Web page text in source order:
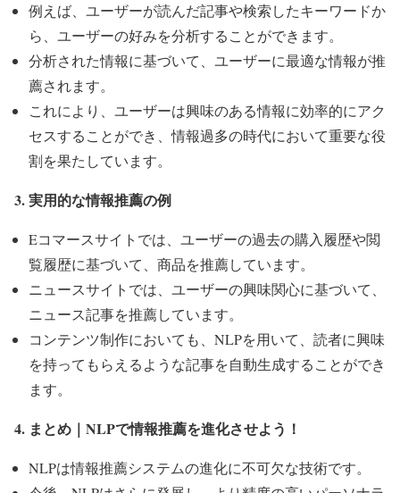
例えば、ユーザーが読んだ記事や検索したキーワードか
ら、ユーザーの好みを分析することができます。
分析された情報に基づいて、ユーザーに最適な情報が推
薦されます。
これにより、ユーザーは興味のある情報に効率的にアク
セスすることができ、情報過多の時代において重要な役
割を果たしています。
3. 実用的な情報推薦の例
Eコマースサイトでは、ユーザーの過去の購入履歴や閲
覧履歴に基づいて、商品を推薦しています。
ニュースサイトでは、ユーザーの興味関心に基づいて、
ニュース記事を推薦しています。
コンテンツ制作においても、NLPを用いて、読者に興味
を持ってもらえるような記事を自動生成することができ
ます。
4. まとめ｜NLPで情報推薦を進化させよう！
NLPは情報推薦システムの進化に不可欠な技術です。